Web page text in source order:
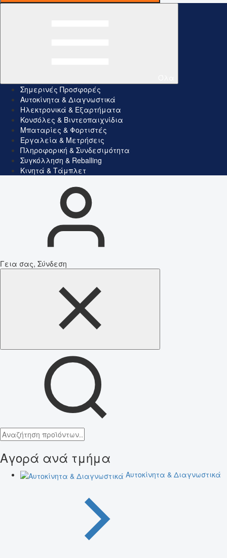
Σημερινές Προσφορές
Αυτοκίνητα & Διαγνωστικά
Ηλεκτρονικά & Εξαρτήματα
Κονσόλες & Βιντεοπαιχνίδια
Μπαταρίες & Φορτιστές
Εργαλεία & Μετρήσεις
Πληροφορική & Συνδεσιμότητα
Συγκόλληση & Reballing
Κινητά & Τάμπλετ
Γεια σας, Σύνδεση
Αγορά ανά τμήμα
Αυτοκίνητα & Διαγνωστικά